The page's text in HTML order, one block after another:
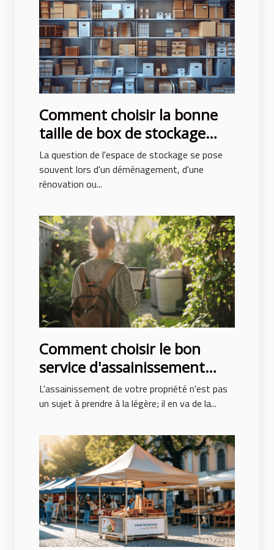
Comment choisir la bonne
taille de box de stockage
pour vos besoins
La question de l'espace de stockage se pose
souvent lors d'un déménagement, d'une
rénovation ou...
Comment choisir le bon
service d'assainissement
pour votre propriété
L'assainissement de votre propriété n'est pas
un sujet à prendre à la légère; il en va de la...